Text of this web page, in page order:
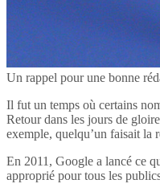
Un rappel pour une bonne
Il fut un temps où certains
Retour dans les jours de
exemple, quelqu’un faisait la
En 2011, Google a lancé ce
approprié pour tous les